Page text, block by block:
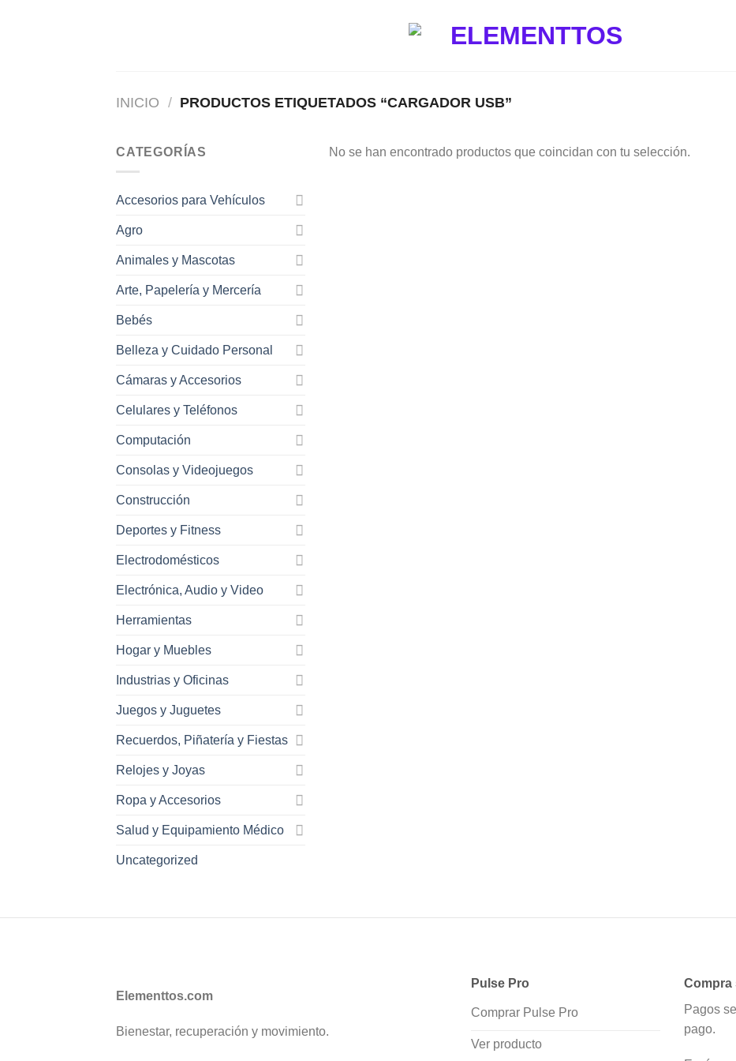
INICIO / PRODUCTOS ETIQUETADOS “CARGADOR USB”
CATEGORÍAS
Accesorios para Vehículos
Agro
Animales y Mascotas
Arte, Papelería y Mercería
Bebés
Belleza y Cuidado Personal
Cámaras y Accesorios
Celulares y Teléfonos
Computación
Consolas y Videojuegos
Construcción
Deportes y Fitness
Electrodomésticos
Electrónica, Audio y Video
Herramientas
Hogar y Muebles
Industrias y Oficinas
Juegos y Juguetes
Recuerdos, Piñatería y Fiestas
Relojes y Joyas
Ropa y Accesorios
Salud y Equipamiento Médico
Uncategorized
No se han encontrado productos que coincidan con tu selección.
Elementtos.com
Bienestar, recuperación y movimiento.
Pulse Pro
Comprar Pulse Pro
Ver producto
Compra
Pagos
pago.